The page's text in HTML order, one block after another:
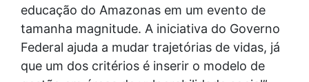
educação do Amazonas em um evento de
tamanha magnitude. A iniciativa do Governo
Federal ajuda a mudar trajetórias de vidas, já
que um dos critérios é inserir o modelo de